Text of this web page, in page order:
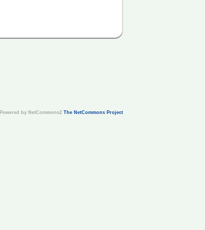
Powered by NetCommons2 The NetCommons Project